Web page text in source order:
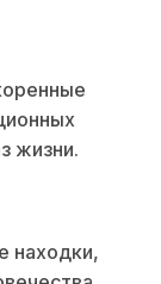
жизни.
находки,